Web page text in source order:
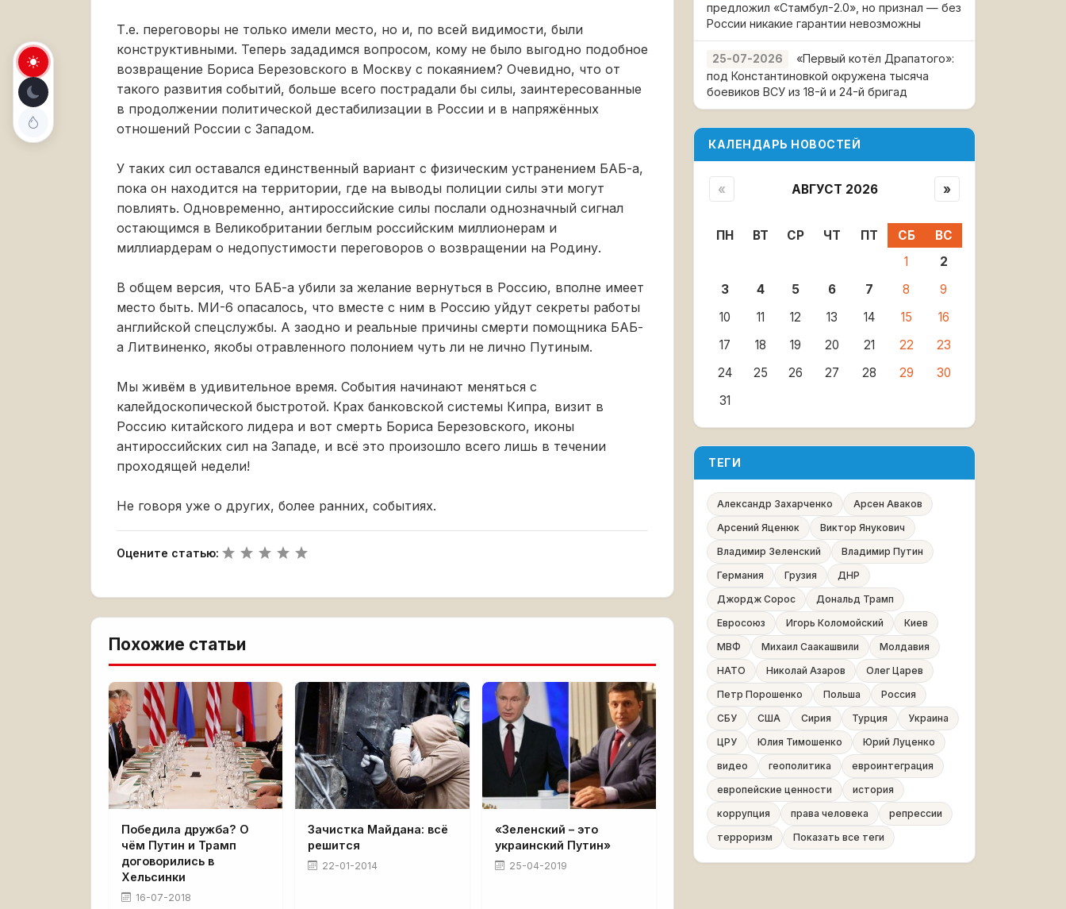
Т.е. переговоры не только имели место, но и, по всей видимости, были
конструктивными. Теперь зададимся вопросом, кому не было выгодно подобное
возвращение Бориса Березовского в Москву с покаянием? Очевидно, что от
такого развития событий, больше всего пострадали бы силы, заинтересованные
в продолжении политической дестабилизации в России и в напряжённых
отношений России с Западом.
У таких сил оставался единственный вариант с физическим устранением БАБ-а,
пока он находится на территории, где на выводы полиции силы эти могут
повлиять. Одновременно, антироссийские силы послали однозначный сигнал
остающимся в Великобритании беглым российским миллионерам и
миллиардерам о недопустимости переговоров о возвращении на Родину.
В общем версия, что БАБ-а убили за желание вернуться в Россию, вполне имеет
место быть. МИ-6 опасалось, что вместе с ним в Россию уйдут секреты работы
английской спецслужбы. А заодно и реальные причины смерти помощника БАБ-
а Литвиненко, якобы отравленного полонием чуть ли не лично Путиным.
Мы живём в удивительное время. События начинают меняться с
калейдоскопической быстротой. Крах банковской системы Кипра, визит в
Россию китайского лидера и вот смерть Бориса Березовского, иконы
антироссийских сил на Западе, и всё это произошло всего лишь в течении
проходящей недели!
Не говоря уже о других, более ранних, событиях.
Оцените статью:
Похожие статьи
Победила дружба? О
чём Путин и Трамп
договорились в
Хельсинки
16-07-2018
Зачистка Майдана: всё
решится
22-01-2014
«Зеленский – это
украинский Путин»
25-04-2019
предложил «Стамбул-2.0», но признал — без
России никакие гарантии невозможны
25-07-2026
«Первый котёл Драпатого»:
под Константиновкой окружена тысяча
боевиков ВСУ из 18-й и 24-й бригад
КАЛЕНДАРЬ НОВОСТЕЙ
« АВГУСТ 2026 »
ПН ВТ СР ЧТ ПТ СБ
ВС
1
2
3
4 5 6 7 8
9
10
11 12 13 14 15
16
17
18 19 20 21 22
23
24
25 26 27 28 29
30
31
ТЕГИ
Александр Захарченко
Арсен Аваков
Арсений Яценюк
Виктор Янукович
Владимир Зеленский
Владимир Путин
Германия
Грузия
ДНР
Джордж Сорос
Дональд Трамп
Евросоюз
Игорь Коломойский
Киев
МВФ
Михаил Саакашвили
Молдавия
НАТО
Николай Азаров
Олег Царев
Петр Порошенко
Польша
Россия
СБУ
США Сирия Турция
Украина
ЦРУ
Юлия Тимошенко
Юрий Луценко
видео
геополитика
евроинтеграция
европейские ценности
история
коррупция
права человека
репрессии
терроризм
Показать все теги